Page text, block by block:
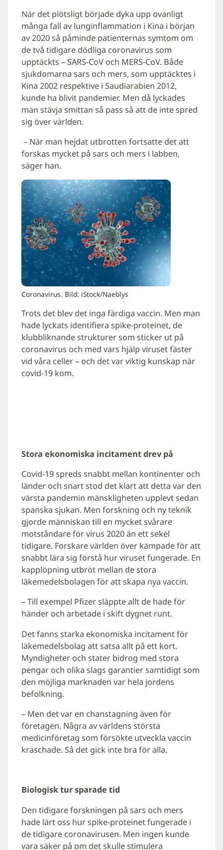
När det plötsligt började dyka upp ovanligt
många fall av lunginflammation i Kina i början
av 2020 så påminde patienternas symtom om
de två tidigare dödliga coronavirus som
upptäckts – SARS-CoV och MERS-CoV. Både
sjukdomarna sars och mers, som upptäcktes i
Kina 2002 respektive i Saudiarabien 2012,
kunde ha blivit pandemier. Men då lyckades
man stävja smittan så pass så att de inte spred
sig över världen.
­ – När man hejdat utbrotten fortsatte det att
forskas mycket på sars och mers i labben,
säger han.
Coronavirus. Bild: iStock/Naeblys
Trots det blev det inga färdiga vaccin. Men man
hade lyckats identifiera spike-proteinet, de
klubbliknande strukturer som sticker ut på
coronavirus och med vars hjälp viruset fäster
vid våra celler – och det var viktig kunskap när
covid-19 kom.
Stora ekonomiska incitament drev på
Covid-19 spreds snabbt mellan kontinenter och
länder och snart stod det klart att detta var den
värsta pandemin mänskligheten upplevt sedan
spanska sjukan. Men forskning och ny teknik
gjorde människan till en mycket svårare
motståndare för virus 2020 än ett sekel
tidigare. Forskare världen över kämpade för att
snabbt lära sig förstå hur viruset fungerade. En
kapplöpning utbröt mellan de stora
läkemedelsbolagen för att skapa nya vaccin.
– Till exempel Pfizer släppte allt de hade för
händer och arbetade i skift dygnet runt.
Det fanns starka ekonomiska incitament för
läkemedelsbolag att satsa allt på ett kort.
Myndigheter och stater bidrog med stora
pengar och olika slags garantier samtidigt som
den möjliga marknaden var hela jordens
befolkning.
– Men det var en chanstagning även för
företagen. Några av världens största
medicinföretag som försökte utveckla vaccin
kraschade. Så det gick inte bra för alla.
Biologisk tur sparade tid
Den tidigare forskningen på sars och mers
hade lärt oss hur spike-proteinet fungerade i
de tidigare coronavirusen. Men ingen kunde
vara säker på om det skulle stimulera